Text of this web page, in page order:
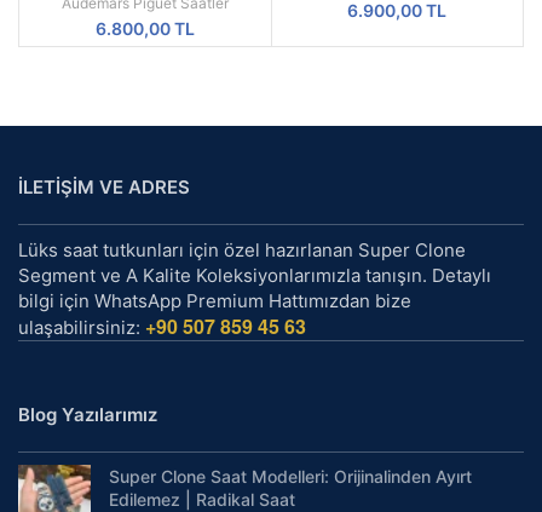
6.800,00TL
6.900,00TL
İLETİŞİM VE ADRES
Lüks saat tutkunları için özel hazırlanan Super Clone
Segment ve A Kalite Koleksiyonlarımızla tanışın. Detaylı
bilgi için WhatsApp Premium Hattımızdan bize
ulaşabilirsiniz: +90 507 859 45 63
Blog Yazılarımız
Super Clone Saat Modelleri: Orijinalinden Ayırt
Edilemez | Radikal Saat